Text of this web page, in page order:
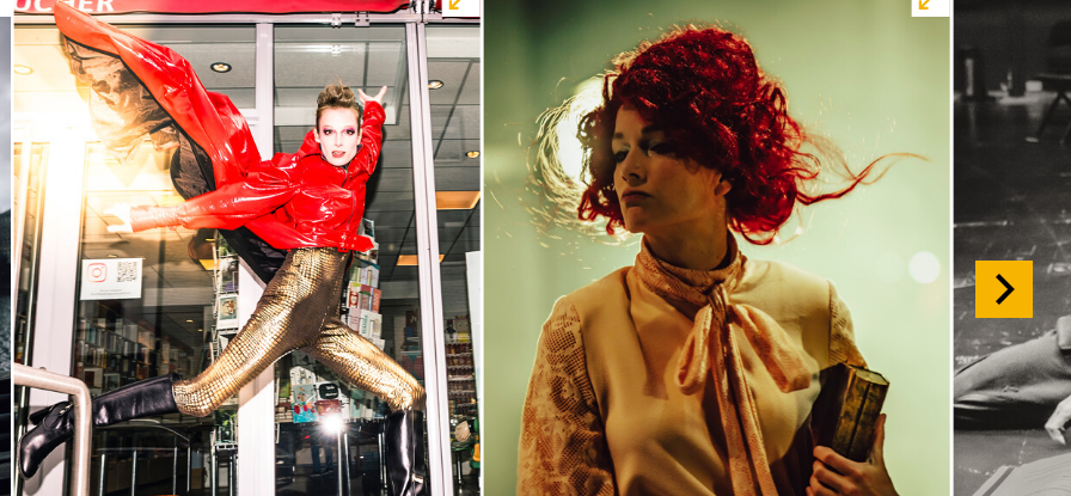
Touchtour für sehbehinderte und
blinde Menschen
Mit künstlerischer
Audiodeskription
Karten